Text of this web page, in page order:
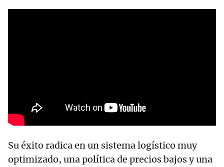
Su éxito radica en un sistema logístico muy
optimizado, una política de precios bajos y una